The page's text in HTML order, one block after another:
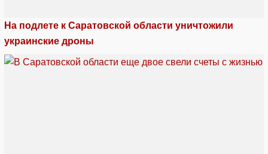
На подлете к Саратовской области уничтожили
украинские дроны